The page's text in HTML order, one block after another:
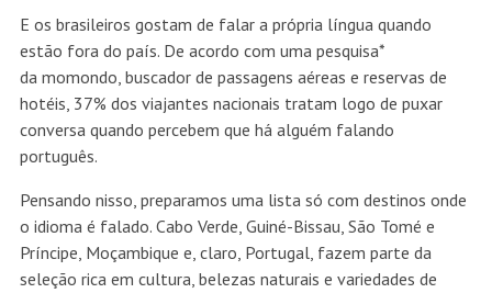
E os brasileiros gostam de falar a própria língua quando
estão fora do país. De acordo com uma pesquisa*
da momondo, buscador de passagens aéreas e reservas de
hotéis, 37% dos viajantes nacionais tratam logo de puxar
conversa quando percebem que há alguém falando
português.
Pensando nisso, preparamos uma lista só com destinos onde
o idioma é falado. Cabo Verde, Guiné-Bissau, São Tomé e
Príncipe, Moçambique e, claro, Portugal, fazem parte da
seleção rica em cultura, belezas naturais e variedades de